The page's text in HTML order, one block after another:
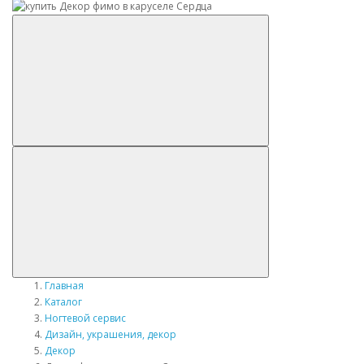
Главная
Каталог
Ногтевой сервис
Дизайн, украшения, декор
Декор